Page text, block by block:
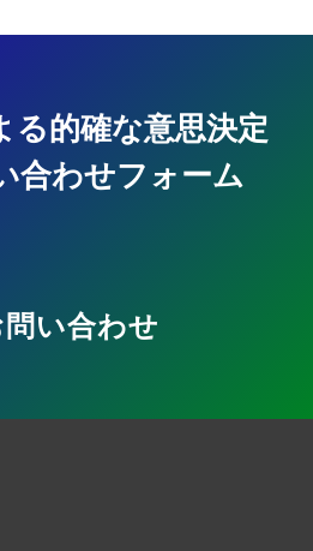
る的確な意思決定
合わせフォーム
い合わせ